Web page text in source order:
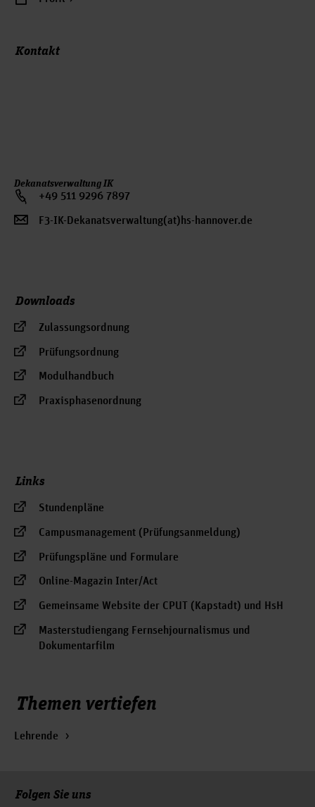
Kontakt
Dekanatsverwaltung IK
+49 511 9296 7897
F3-IK-Dekanatsverwaltung(at)hs-hannover.de
Downloads
Zulassungsordnung
Prüfungsordnung
Modulhandbuch
Praxisphasenordnung
Links
Stundenpläne
Campusmanagement (Prüfungsanmeldung)
Prüfungspläne und Formulare
Online-Magazin Inter/Act
Gemeinsame Website der CPUT (Kapstadt) und HsH
Masterstudiengang Fernsehjournalismus und
Dokumentarfilm
Themen vertiefen
Lehrende
Folgen Sie uns